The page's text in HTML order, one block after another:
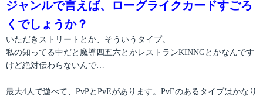
ジャンルで言えば、ローグライクカードすごろ
くでしょうか？
いただきストリートとか、そういうタイプ。
私の知ってる中だと魔導四五六とかレストランKINNGとかなんです
けど絶対伝わらないんで…
最大4人で遊べて、PvPとPvEがあります。PvEのあるタイプはかなり